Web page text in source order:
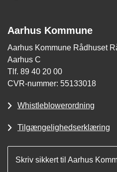
Aarhus Kommune
Aarhus Kommune Rådhuset
Aarhus C
Tlf. 89 40 20 00
CVR-nummer: 55133018
Whistleblowerordning
Tilgængelighedserklæring
Skriv sikkert til Aarhus